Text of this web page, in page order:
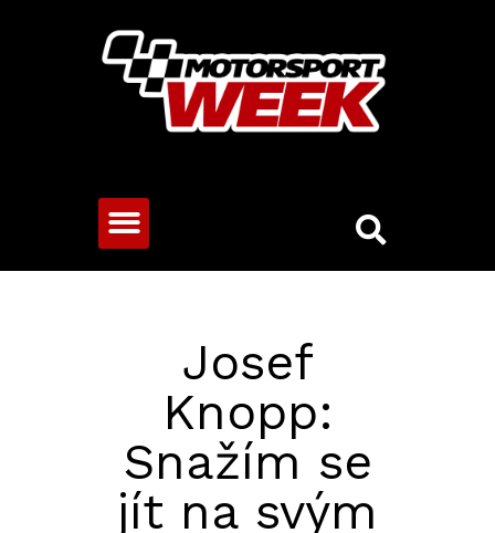
Josef
Knopp:
Snažím se
jít na svým